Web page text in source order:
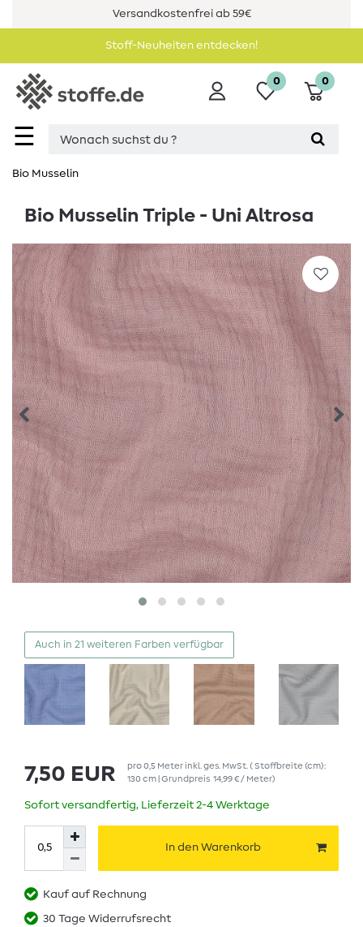
Versandkostenfrei ab 59€
Stoff-Neuheiten entdecken!
☰
0 0
Bio Musselin
Bio Musselin Triple - Uni Altrosa
Auch in 21 weiteren Farben verfügbar
7,50 EUR pro0,5 Meterinkl. ges. MwSt. ( Stoffbreite (cm):
130 cm | Grundpreis 14,99 € / Meter)
Sofort versandfertig, Lieferzeit 2-4 Werktage
In den Warenkorb
Kauf auf Rechnung
30 Tage Widerrufsrecht